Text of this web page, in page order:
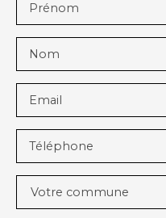
Prénom
Nom
Email
Téléphone
Votre commune